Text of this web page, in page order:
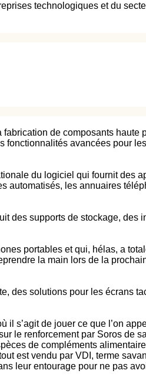
technologiques et du
de composants
avancées pour
du logiciel qui fournit des
automatisés, les annuaires
des supports de stockage,
portables et qui, hélas, a
la main lors de la
des solutions pour les écrans
s’agit de jouer ce que l’on
le renforcement par Soros de
de compléments
est vendu par VDI, terme
leur entourage pour ne pas